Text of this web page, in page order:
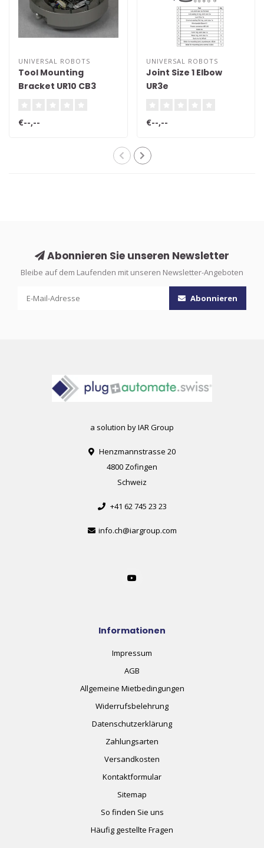
UNIVERSAL ROBOTS
Tool Mounting
Bracket UR10 CB3
€--,--
UNIVERSAL ROBOTS
Joint Size 1 Elbow
UR3e
€--,--
Abonnieren Sie unseren Newsletter
Bleibe auf dem Laufenden mit unseren Newsletter-Angeboten
Abonnieren
a solution by IAR Group
Henzmannstrasse 20
4800 Zofingen
Schweiz
+41 62 745 23 23
info.ch@iargroup.com
Informationen
Impressum
AGB
Allgemeine Mietbedingungen
Widerrufsbelehrung
Datenschutzerklärung
Zahlungsarten
Versandkosten
Kontaktformular
Sitemap
So finden Sie uns
Häufig gestellte Fragen